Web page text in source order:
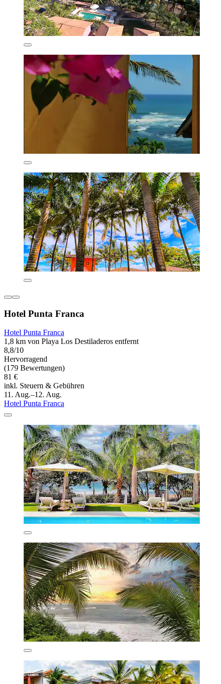
Hotel Punta Franca
Hotel Punta Franca
1,8 km von Playa Los Destiladeros entfernt
8,8/10
Hervorragend
(179 Bewertungen)
81 €
inkl. Steuern & Gebühren
11. Aug.–12. Aug.
Hotel Punta Franca